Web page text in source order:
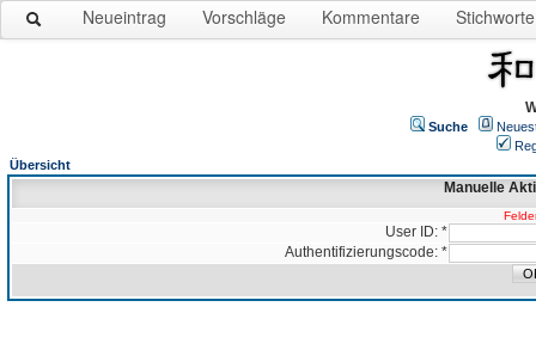
Neueintrag Vorschläge Kommentare Stichworte
Suche
Übersicht
Manuelle
User ID: *
Authentifizierungscode: *